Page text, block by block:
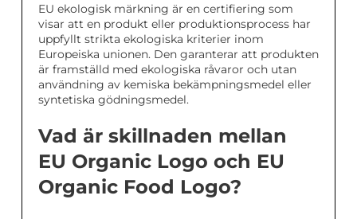
EU ekologisk märkning är en certifiering som
visar att en produkt eller produktionsprocess har
uppfyllt strikta ekologiska kriterier inom
Europeiska unionen. Den garanterar att produkten
är framställd med ekologiska råvaror och utan
användning av kemiska bekämpningsmedel eller
syntetiska gödningsmedel.
Vad är skillnaden mellan
EU Organic Logo och EU
Organic Food Logo?